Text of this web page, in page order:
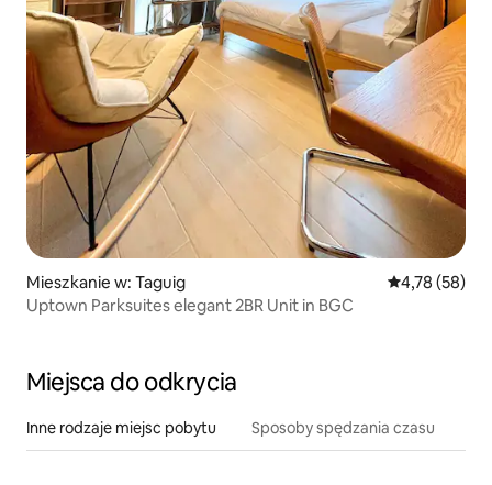
Mieszkanie w: Taguig Średnia
4,78 (58)
Uptown Parksuites elegant 2BR Unit in BGC
Miejsca do odkrycia
Inne rodzaje miejsc pobytu Sposoby spędzania czasu